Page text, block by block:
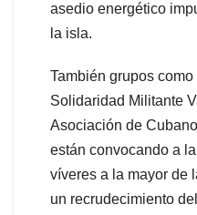
asedio energético
la isla.
También grupos
Solidaridad Militante
Asociación de
están convocando a
víveres a la mayor de
un recrudecimiento